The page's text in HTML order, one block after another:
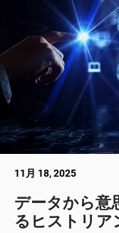
11月 18, 2025
データから意
るヒストリア